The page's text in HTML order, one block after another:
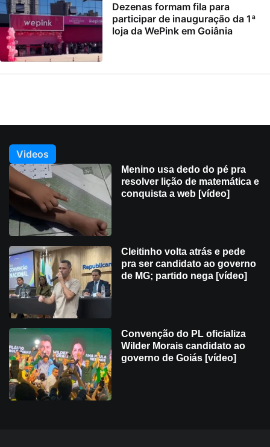
Dezenas formam fila para
participar de inauguração da 1ª
loja da WePink em Goiânia
Videos
Menino usa dedo do pé pra
resolver lição de matemática e
conquista a web [vídeo]
Cleitinho volta atrás e pede
pra ser candidato ao governo
de MG; partido nega [vídeo]
Convenção do PL oficializa
Wilder Morais candidato ao
governo de Goiás [vídeo]